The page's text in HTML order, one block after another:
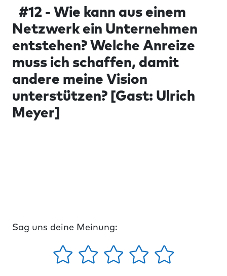
#12 - Wie kann aus einem
Netzwerk ein Unternehmen
entstehen? Welche Anreize
muss ich schaffen, damit
andere meine Vision
unterstützen? [Gast: Ulrich
Meyer]
Sag uns deine Meinung: